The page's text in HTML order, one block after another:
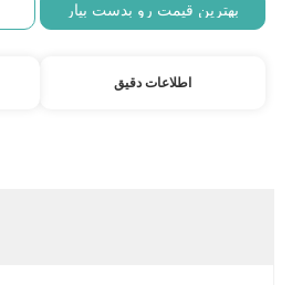
بهترین قیمت رو بدست بیار
اطلاعات دقیق